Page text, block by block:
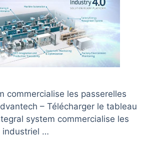
commercialise les passerelles
– Télécharger le tableau
system commercialise les
industriel …